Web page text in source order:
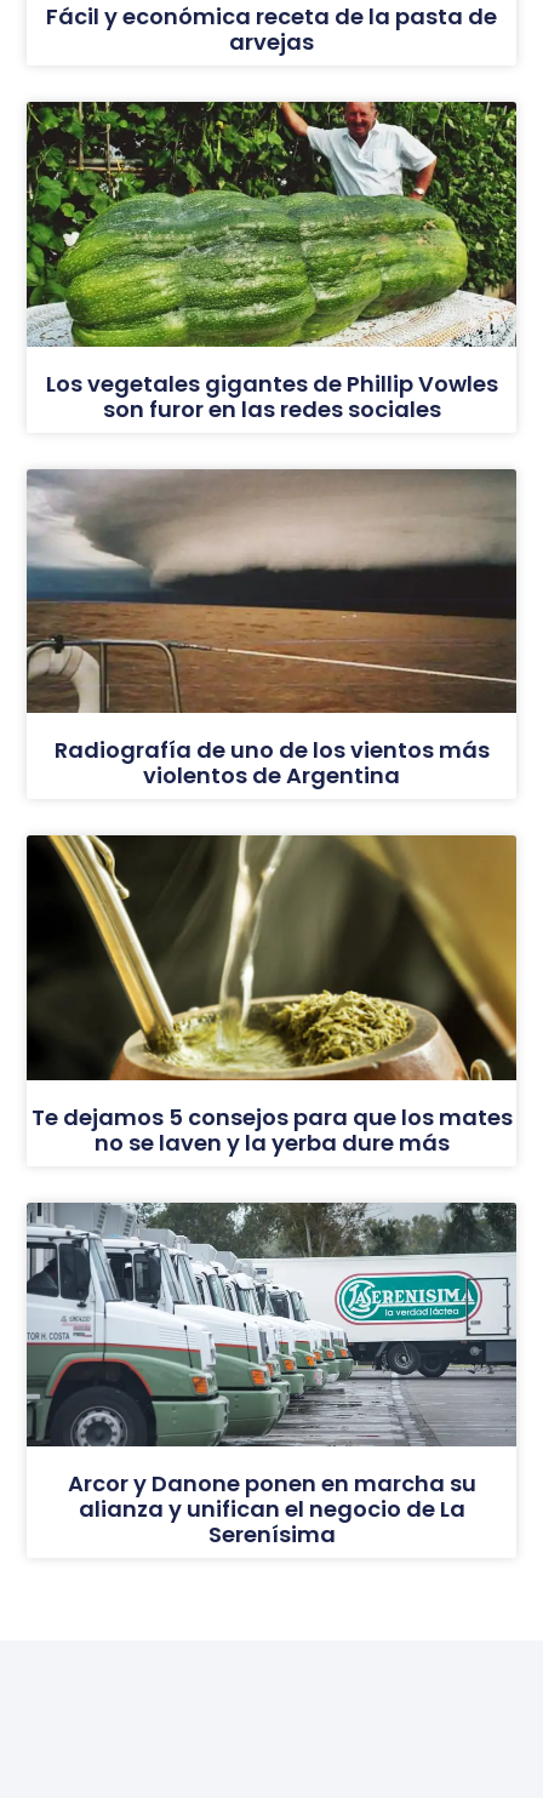
Fácil y económica receta de la pasta de
arvejas
Los vegetales gigantes de Phillip Vowles
son furor en las redes sociales
Radiografía de uno de los vientos más
violentos de Argentina
Te dejamos 5 consejos para que los mates
no se laven y la yerba dure más
Arcor y Danone ponen en marcha su
alianza y unifican el negocio de La
Serenísima